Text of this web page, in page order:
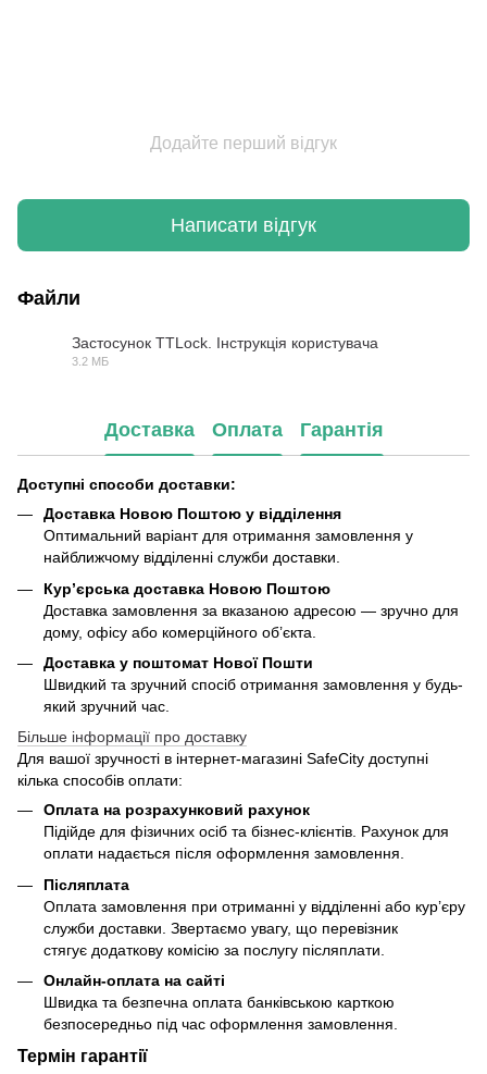
Додайте перший відгук
Написати відгук
Файли
Застосунок TTLock. Інструкція користувача
3.2 МБ
Доставка Оплата Гарантія
Доступні способи доставки:
Доставка Новою Поштою у відділення
Оптимальний варіант для отримання замовлення у
найближчому відділенні служби доставки.
Кур’єрська доставка Новою Поштою
Доставка замовлення за вказаною адресою — зручно для
дому, офісу або комерційного об’єкта.
Доставка у поштомат Нової Пошти
Швидкий та зручний спосіб отримання замовлення у будь-
який зручний час.
Більше інформації про доставку
Для вашої зручності в інтернет-магазині SafeCity доступні
кілька способів оплати:
Оплата на розрахунковий рахунок
Підійде для фізичних осіб та бізнес-клієнтів. Рахунок для
оплати надається після оформлення замовлення.
Післяплата
Оплата замовлення при отриманні у відділенні або кур’єру
служби доставки. Звертаємо увагу, що перевізник
стягує додаткову комісію за послугу післяплати.
Онлайн-оплата на сайті
Швидка та безпечна оплата банківською карткою
безпосередньо під час оформлення замовлення.
Термін гарантії